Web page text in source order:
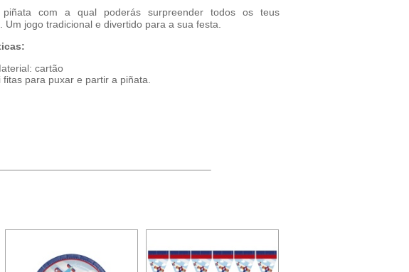
com a qual poderás surpreender todos os teus
Um jogo tradicional e divertido para a sua festa.
cartão
fitas para puxar e partir a piñata.